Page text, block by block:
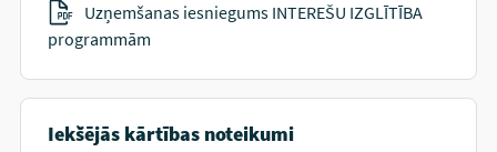
Uzņemšanas iesniegums INTEREŠU IZGLĪTĪBA
programmām
Iekšējās kārtības noteikumi